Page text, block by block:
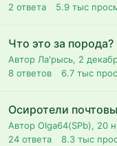
2 ответа 5.9 тыс
Что это за порода?
Автор Ла'рысь, 2
8 ответов 6.7 тыс
Осиротели
Автор Olga64(SPb), 20
24 ответа 8.3 тыс